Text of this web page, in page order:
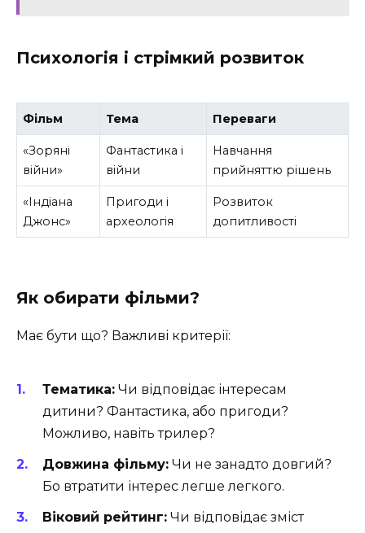
Психологія і стрімкий розвиток
Фільм Тема Переваги
«Зоряні
війни»
Фантастика і
війни
Навчання
прийняттю рішень
«Індіана
Джонс»
Пригоди і
археологія
Розвиток
допитливості
Як обирати фільми?
Має бути що? Важливі критерії:
Тематика: Чи відповідає інтересам
дитини? Фантастика, або пригоди?
Можливо, навіть трилер?
Довжина фільму: Чи не занадто довгий?
Бо втратити інтерес легше легкого.
Віковий рейтинг: Чи відповідає зміст